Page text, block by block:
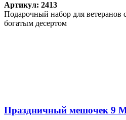
Артикул: 2413
Подарочный набор для ветеранов
богатым десертом
Праздничный мешочек 9